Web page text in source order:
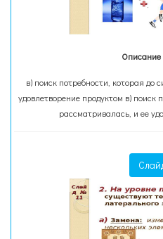
Описание
в) поиск потребности, которая до
удовлетворение продуктом в) поиск
рассматривалась, и ее